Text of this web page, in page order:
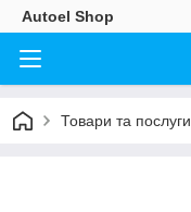
Autoel Shop
Товари та послуги